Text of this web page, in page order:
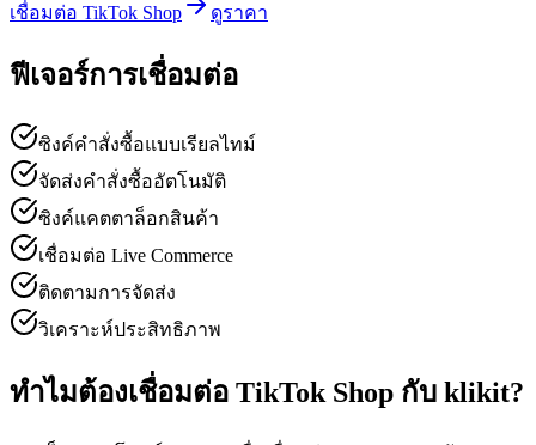
เชื่อมต่อ TikTok Shop
ดูราคา
ฟีเจอร์การเชื่อมต่อ
ซิงค์คำสั่งซื้อแบบเรียลไทม์
จัดส่งคำสั่งซื้ออัตโนมัติ
ซิงค์แคตตาล็อกสินค้า
เชื่อมต่อ Live Commerce
ติดตามการจัดส่ง
วิเคราะห์ประสิทธิภาพ
ทำไมต้องเชื่อมต่อ TikTok Shop กับ klikit?